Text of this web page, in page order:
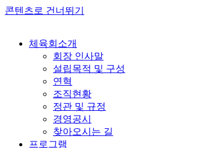
콘텐츠로 건너뛰기
체육회소개
회장 인사말
설립목적 및 구성
연혁
조직현황
정관 및 규정
경영공시
찾아오시는 길
프로그램